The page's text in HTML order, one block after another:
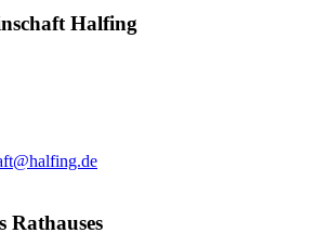
Halfing
Rathauses